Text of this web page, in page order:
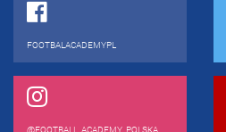
FOOTBALACADEMYPL